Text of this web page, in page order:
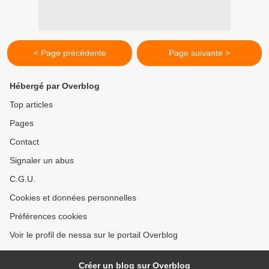
< Page précédente Page suivante >
Hébergé par Overblog
Top articles
Pages
Contact
Signaler un abus
C.G.U.
Cookies et données personnelles
Préférences cookies
Voir le profil de nessa sur le portail Overblog
Créer un blog sur Overblog